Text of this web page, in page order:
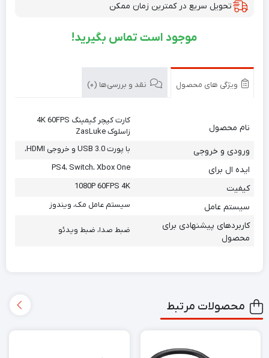
تحویل سریع در کمترین زمان ممکن
موجود است تماس بگیرید!
ویژگی های محصول نقد و بررسی‌ها (0)
نام محصول
کارت کپچر گیمینگ 4K 60FPS
زاسلوک ZasLuke
ورودی و خروجی با پورت USB 3.0 و خروجی HDMI،
ایده ال برای PS4، Switch، Xbox One
کیفیت 1080P 60FPS 4K
سیستم عامل سیستم عامل مک، ویندوز
کاربردهای پیشنهادی برای
محصول
ضبط صدا، ضبط ویدئو
محصولات مرتبط